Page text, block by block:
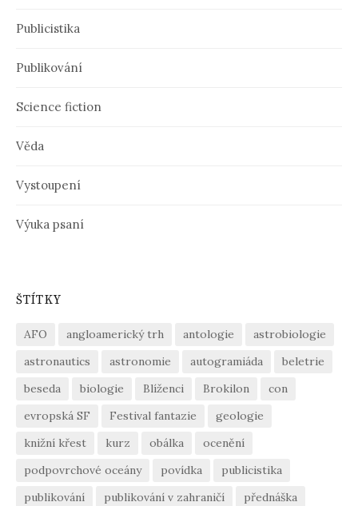
y
Publicistika
Publikování
Science fiction
Věda
Vystoupení
Výuka psaní
ŠTÍTKY
AFO angloamerický trh antologie
astrobiologie
astronautics
astronomie autogramiáda
beletrie
beseda
biologie Blíženci Brokilon
con
evropská SF
Festival fantazie
geologie
knižní křest
kurz obálka
ocenění
podpovrchové oceány
povídka
publicistika
publikování
publikování v zahraničí
přednáška